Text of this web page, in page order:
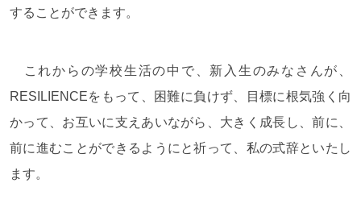
することができます。
これからの学校生活の中で、新入生のみなさんが、
RESILIENCEをもって、困難に負けず、目標に根気強く向
かって、お互いに支えあいながら、大きく成長し、前に、
前に進むことができるようにと祈って、私の式辞といたし
ます。